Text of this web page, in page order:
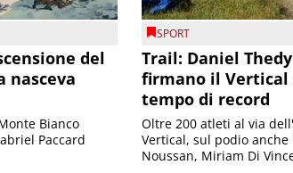
del
nasceva
Bianco
Paccard
SPORT
Trail: Daniel
firmano il Vertical
tempo di record
Oltre 200 atleti al via
Vertical, sul podio
Noussan, Miriam Di